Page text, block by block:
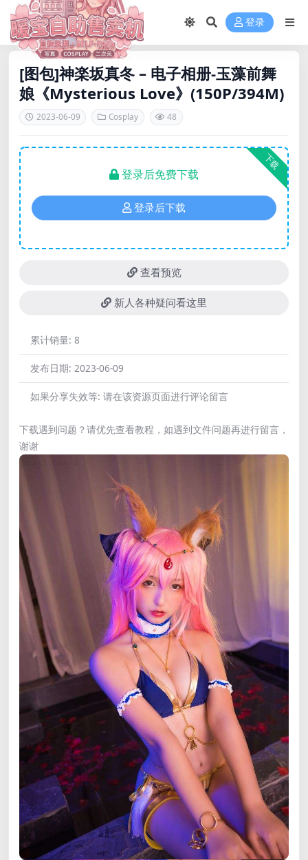
登录
[图包]神楽坂真冬 – 电子相册-玉藻前舞
娘《Mysterious Love》(150P/394M)
2023-06-09 Cosplay 48
下载
登录后免费下载
登录后下载
查看预览
新人各种疑问看这里
累计销量: 8
发布日期: 2023-06-09
如果分享失效等: 请在该资源页面进行评论留言
下载遇到问题？请优先查看教程，如遇到文件问题再进行留言，
谢谢